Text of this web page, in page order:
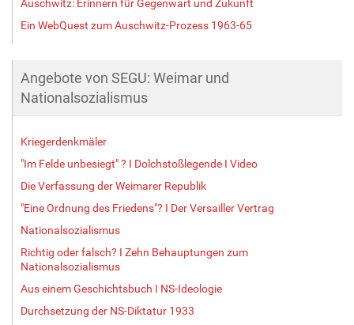
Auschwitz: Erinnern für Gegenwart und Zukunft
Ein WebQuest zum Auschwitz-Prozess 1963-65
Angebote von SEGU: Weimar und
Nationalsozialismus
Kriegerdenkmäler
"Im Felde unbesiegt" ? I Dolchstoßlegende I Video
Die Verfassung der Weimarer Republik
"Eine Ordnung des Friedens"? I Der Versailler Vertrag
Nationalsozialismus
Richtig oder falsch? I Zehn Behauptungen zum
Nationalsozialismus
Aus einem Geschichtsbuch I NS-Ideologie
Durchsetzung der NS-Diktatur 1933